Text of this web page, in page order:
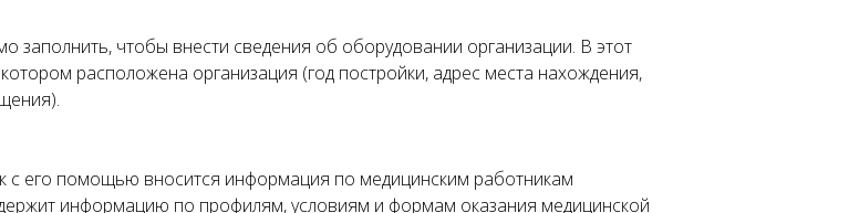
заполнить, чтобы внести сведения об оборудовании организации. В этот
расположена организация (год постройки, адрес места нахождения,
с его помощью вносится информация по медицинским работникам
информацию по профилям, условиям и формам оказания медицинской